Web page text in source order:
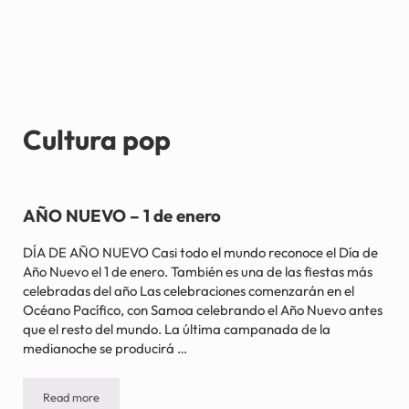
Cultura pop
AÑO NUEVO – 1 de enero
DÍA DE AÑO NUEVO Casi todo el mundo reconoce el Día de
Año Nuevo el 1 de enero. También es una de las fiestas más
celebradas del año Las celebraciones comenzarán en el
Océano Pacífico, con Samoa celebrando el Año Nuevo antes
que el resto del mundo. La última campanada de la
medianoche se producirá …
Read moreAÑO NUEVO – 1 de enero